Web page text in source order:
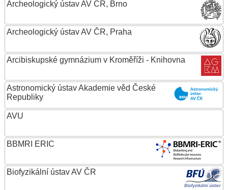
Archeologický ústav AV ČR, Brno
Archeologický ústav AV ČR, Praha
Arcibiskupské gymnázium v Kroměříži - Knihovna
Astronomický ústav Akademie věd České
Republiky
AVU
BBMRI ERIC
Biofyzikální ústav AV ČR